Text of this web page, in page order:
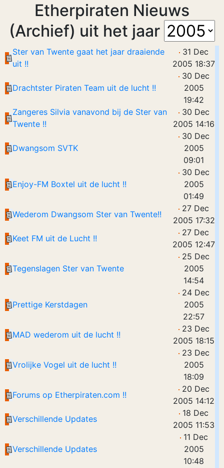
Etherpiraten Nieuws
(Archief) uit het jaar
Ster van Twente gaat het jaar draaiende
uit !!
31 Dec
2005 18:37
Drachtster Piraten Team uit de lucht !!
30 Dec
2005
19:42
Zangeres Silvia vanavond bij de Ster van
Twente !!
30 Dec
2005 14:16
Dwangsom SVTK
30 Dec
2005
09:01
Enjoy-FM Boxtel uit de lucht !!
30 Dec
2005
01:49
Wederom Dwangsom Ster van Twente!!
27 Dec
2005 17:32
Keet FM uit de Lucht !!
27 Dec
2005 12:47
Tegenslagen Ster van Twente
25 Dec
2005
14:54
Prettige Kerstdagen
24 Dec
2005
22:57
MAD wederom uit de lucht !!
23 Dec
2005 18:15
Vrolijke Vogel uit de lucht !!
23 Dec
2005
18:09
Forums op Etherpiraten.com !!
20 Dec
2005 14:12
Verschillende Updates
18 Dec
2005 11:53
Verschillende Updates
11 Dec
2005
10:48